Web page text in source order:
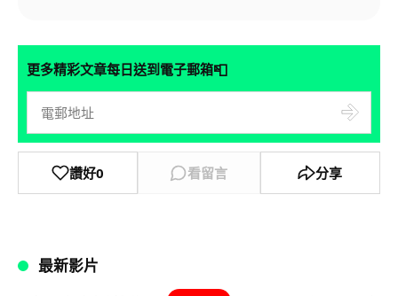
更多精彩文章每日送到電子郵箱📮
讚好0 看留言 分享
最新影片